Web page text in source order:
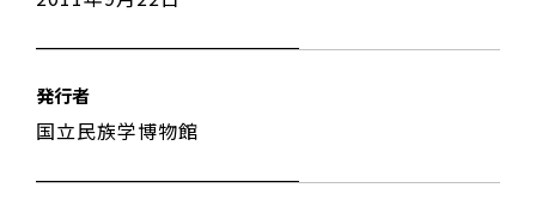
発行者
国立民族学博物館